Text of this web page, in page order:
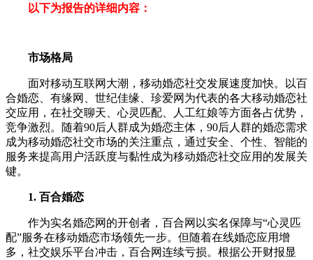
以下为报告的详细内容：
市场格局
面对移动互联网大潮，移动婚恋社交发展速度加快。以百
合婚恋、有缘网、世纪佳缘、珍爱网为代表的各大移动婚恋社
交应用，在社交聊天、心灵匹配、人工红娘等方面各占优势，
竞争激烈。随着90后人群成为婚恋主体，90后人群的婚恋需求
成为移动婚恋社交市场的关注重点，通过安全、个性、智能的
服务来提高用户活跃度与黏性成为移动婚恋社交应用的发展关
键。
1. 百合婚恋
作为实名婚恋网的开创者，百合网以实名保障与“心灵匹
配”服务在移动婚恋市场领先一步。但随着在线婚恋应用增
多，社交娱乐平台冲击，百合网连续亏损。根据公开财报显